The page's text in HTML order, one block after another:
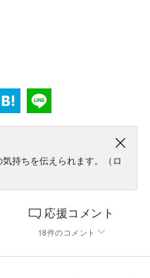
持ちを伝えられます。（ロ
応援コメント
18件のコメント